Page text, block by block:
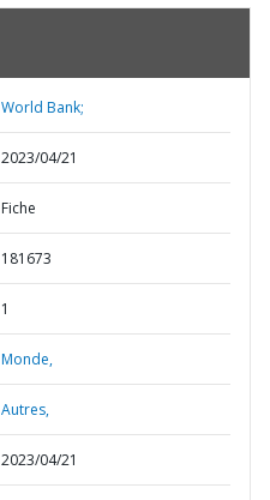
World Bank;
2023/04/21
Fiche
181673
1
Monde,
Autres,
2023/04/21